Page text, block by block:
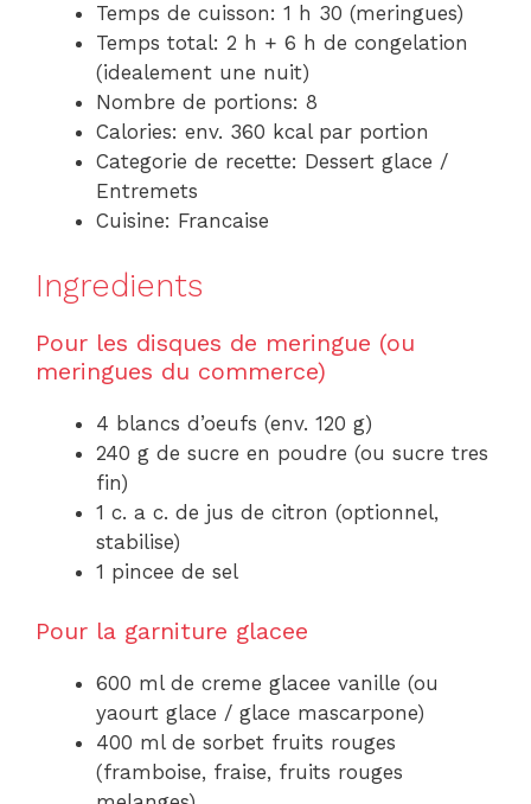
Temps de cuisson: 1 h 30 (meringues)
Temps total: 2 h + 6 h de congelation
(idealement une nuit)
Nombre de portions: 8
Calories: env. 360 kcal par portion
Categorie de recette: Dessert glace /
Entremets
Cuisine: Francaise
Ingredients
Pour les disques de meringue (ou
meringues du commerce)
4 blancs d’oeufs (env. 120 g)
240 g de sucre en poudre (ou sucre tres
fin)
1 c. a c. de jus de citron (optionnel,
stabilise)
1 pincee de sel
Pour la garniture glacee
600 ml de creme glacee vanille (ou
yaourt glace / glace mascarpone)
400 ml de sorbet fruits rouges
(framboise, fraise, fruits rouges